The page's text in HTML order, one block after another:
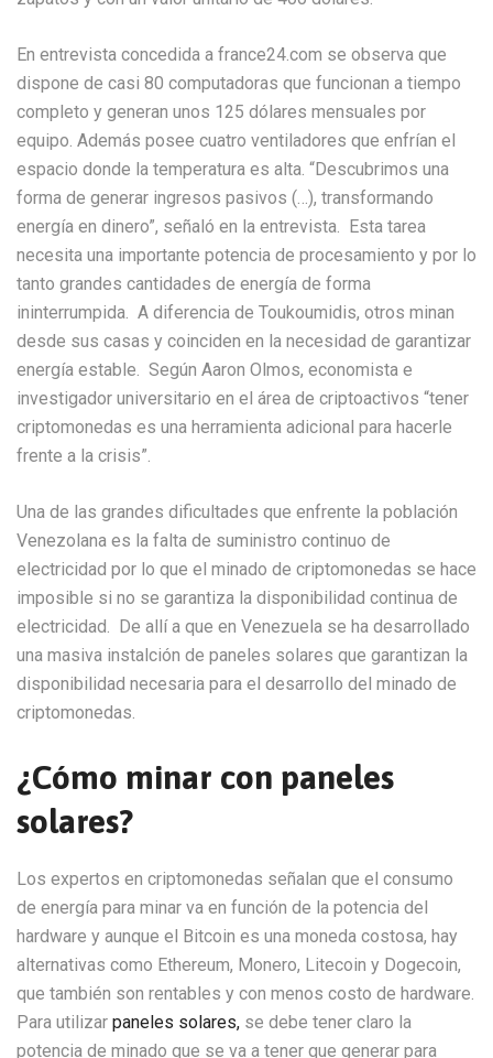
En entrevista concedida a france24.com se observa que
dispone de casi 80 computadoras que funcionan a tiempo
completo y generan unos 125 dólares mensuales por
equipo. Además posee cuatro ventiladores que enfrían el
espacio donde la temperatura es alta. “Descubrimos una
forma de generar ingresos pasivos (…), transformando
energía en dinero”, señaló en la entrevista. Esta tarea
necesita una importante potencia de procesamiento y por lo
tanto grandes cantidades de energía de forma
ininterrumpida. A diferencia de Toukoumidis, otros minan
desde sus casas y coinciden en la necesidad de garantizar
energía estable. Según Aaron Olmos, economista e
investigador universitario en el área de criptoactivos “tener
criptomonedas es una herramienta adicional para hacerle
frente a la crisis”.
Una de las grandes dificultades que enfrente la población
Venezolana es la falta de suministro continuo de
electricidad por lo que el minado de criptomonedas se hace
imposible si no se garantiza la disponibilidad continua de
electricidad. De allí a que en Venezuela se ha desarrollado
una masiva instalción de paneles solares que garantizan la
disponibilidad necesaria para el desarrollo del minado de
criptomonedas.
¿Cómo minar con paneles
solares?
Los expertos en criptomonedas señalan que el consumo
de energía para minar va en función de la potencia del
hardware y aunque el Bitcoin es una moneda costosa, hay
alternativas como Ethereum, Monero, Litecoin y Dogecoin,
que también son rentables y con menos costo de hardware.
Para utilizar paneles solares, se debe tener claro la
potencia de minado que se va a tener que generar para